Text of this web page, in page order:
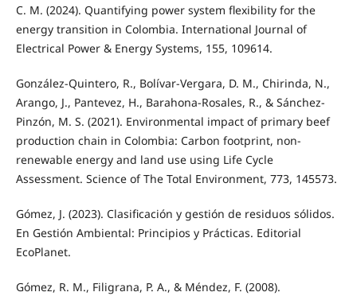
C. M. (2024). Quantifying power system flexibility for the
energy transition in Colombia. International Journal of
Electrical Power & Energy Systems, 155, 109614.
González-Quintero, R., Bolívar-Vergara, D. M., Chirinda, N.,
Arango, J., Pantevez, H., Barahona-Rosales, R., & Sánchez-
Pinzón, M. S. (2021). Environmental impact of primary beef
production chain in Colombia: Carbon footprint, non-
renewable energy and land use using Life Cycle
Assessment. Science of The Total Environment, 773, 145573.
Gómez, J. (2023). Clasificación y gestión de residuos sólidos.
En Gestión Ambiental: Principios y Prácticas. Editorial
EcoPlanet.
Gómez, R. M., Filigrana, P. A., & Méndez, F. (2008).